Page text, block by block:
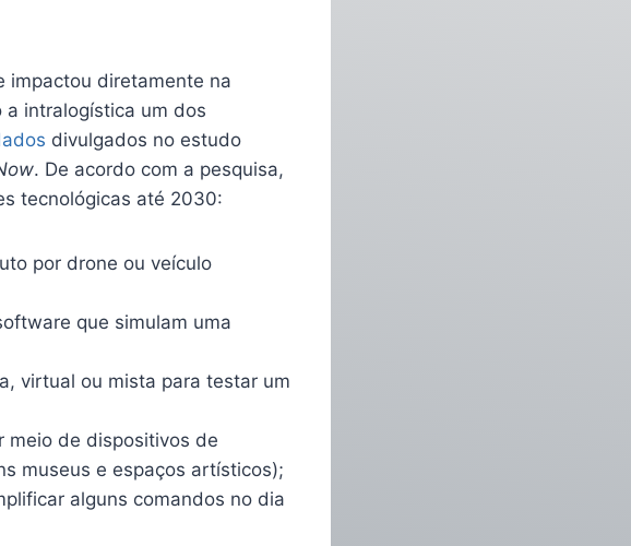
impactou diretamente na
intralogística um dos
divulgados no estudo
. De acordo com a pesquisa,
tecnológicas até 2030:
por drone ou veículo
que simulam uma
virtual ou mista para testar um
meio de dispositivos de
museus e espaços artísticos);
alguns comandos no dia